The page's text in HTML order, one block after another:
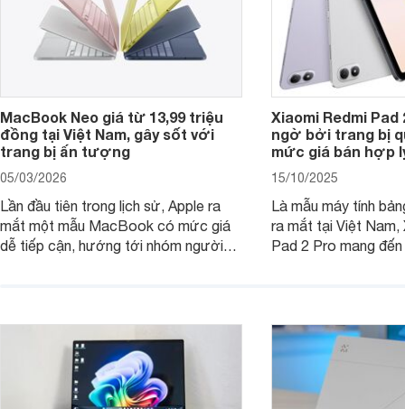
MacBook Neo giá từ 13,99 triệu
đồng tại Việt Nam, gây sốt với
trang bị ấn tượng
05/03/2026
Lần đầu tiên trong lịch sử, Apple ra
mắt một mẫu MacBook có mức giá
dễ tiếp cận, hướng tới nhóm người
hút sự quan tâm lớn từ thị trường.
Xiaomi Redmi Pad
ngờ bởi trang bị
mức giá bán hợp
15/10/2025
Là mẫu máy tính
ra mắt tại Việt Nam,
Pad 2 Pro mang